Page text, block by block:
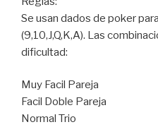
Se usan dados de poker
(9,10,J,Q,K,A). Las
dificultad:
Muy Facil Pareja
Facil Doble Pareja
Normal Trio